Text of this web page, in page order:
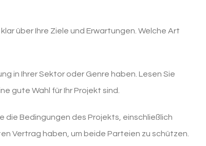
über Ihre Ziele und Erwartungen. Welche Art
in Ihrer Sektor oder Genre haben. Lesen Sie
gute Wahl für Ihr Projekt sind.
die Bedingungen des Projekts, einschließlich
Vertrag haben, um beide Parteien zu schützen.